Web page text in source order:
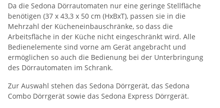
Da die Sedona Dörrautomaten nur eine geringe Stellfläche
benötigen (37 x 43,3 x 50 cm (HxBxT), passen sie in die
Mehrzahl der Kücheneinbauschränke, so dass die
Arbeitsfläche in der Küche nicht eingeschränkt wird. Alle
Bedienelemente sind vorne am Gerät angebracht und
ermöglichen so auch die Bedienung bei der Unterbringung
des Dörrautomaten im Schrank.
Zur Auswahl stehen das Sedona Dörrgerät, das Sedona
Combo Dörrgerät sowie das Sedona Express Dörrgerät.